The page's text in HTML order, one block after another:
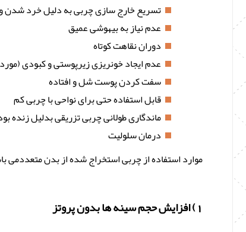
تسریع خارج سازی چربی به دلیل خرد شدن
عدم نیاز به بیهوشی عمیق
دوران نقاهت کوتاه
عدم ایجاد خونریزی زیرپوستی و کبودی
سفت کردن پوست شل و افتاده
قابل استفاده حتی برای نواحی با چربی کم
ماندگاری طولانی چربی تزریقی بدلیل زنده
درمان سلولیت
موارد استفاده از چربی استخراج شده از بدن متعددمی
1) افزایش حجم سینه ها بدون پروتز